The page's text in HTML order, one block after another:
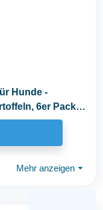
Hunde -
6er Pack
Mehr anzeigen ⏷